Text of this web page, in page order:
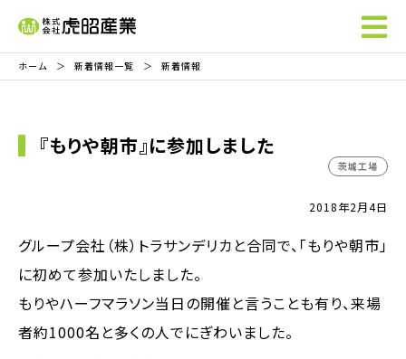
ホーム 新着情報一覧 新着情報
『もりや朝市』に参加しました
茨城工場
2018年2月4日
グループ会社（株）トラサンデリカと合同で、「もりや朝市」
に初めて参加いたしました。
もりやハーフマラソン当日の開催と言うことも有り、来場
者約1000名と多くの人でにぎわいました。